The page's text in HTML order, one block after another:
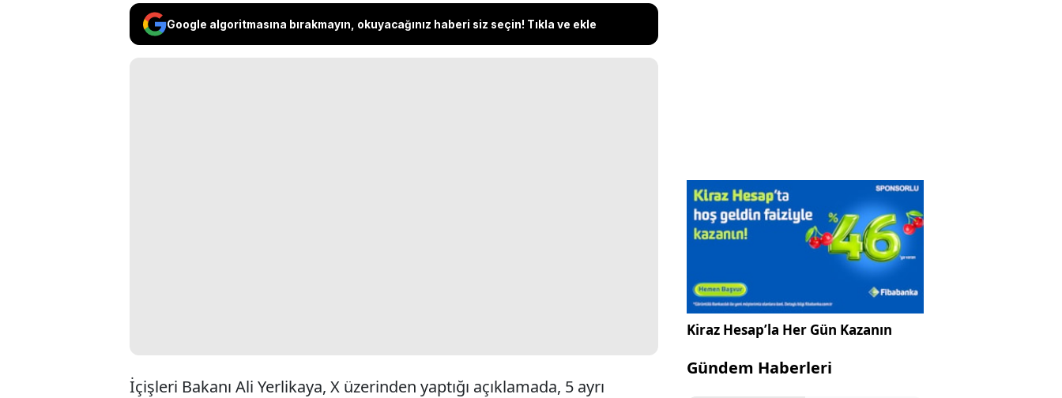
Google algoritmasına bırakmayın, okuyacağınız haberi siz seçin! Tıkla ve ekle
İçişleri Bakanı Ali Yerlikaya, X üzerinden yaptığı açıklamada, 5 ayrı
Kiraz Hesap’la Her Gün Kazanın
Gündem Haberleri